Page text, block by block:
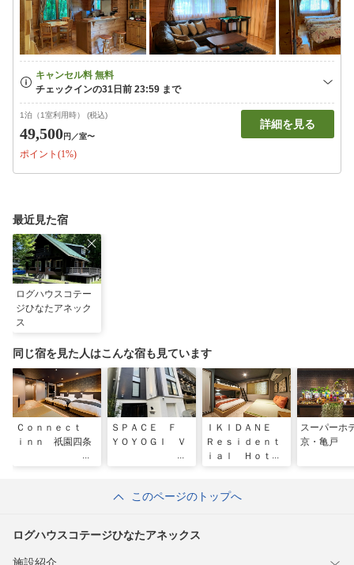
1泊（1室利用時） (税込)
49,500円 ／室〜
ポイント(1%)
詳細を見る
最近見た宿
ログハウスコテー
ジひなたアネック
ス
同じ宿を見た人はこんな宿も見ています
Ｃｏｎｎｅｃｔ
ｉｎｎ 祇園四条
ＳＰＡＣＥ Ｆ
ＹＯＹＯＧＩ Ｖ
ＩＫＩＤＡＮＥ
Ｒｅｓｉｄｅｎｔ
ｉａｌ Ｈｏｔｅ
スーパーホ
京・亀戸
このページのトップへ
ログハウスコテージひなたアネックス